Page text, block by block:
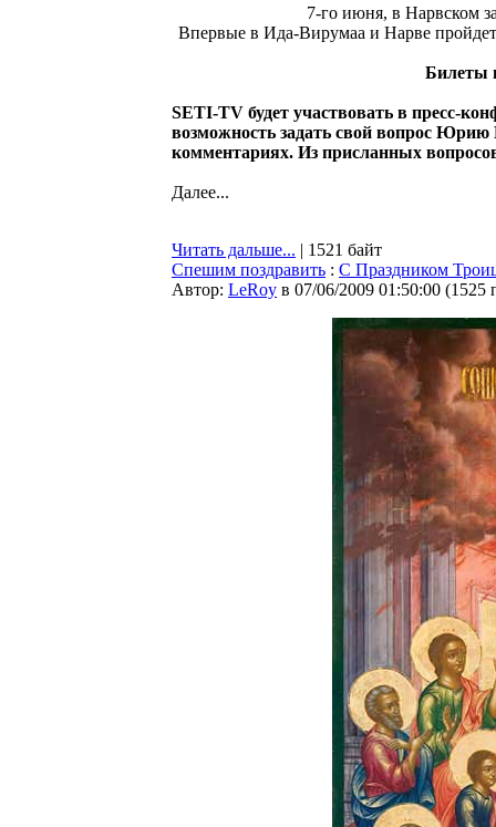
7-го июня, в Нарвском
Впервые в Ида-Вирумаа и Нарве
Билеты
SETI-TV будет участвовать в пресс-
возможность задать свой вопрос Юрию
комментариях. Из присланных
Далее...
Читать дальше... | 1521 байт
Спешим поздравить : С Праздником
Автор: LeRoy в 07/06/2009 01:50:00 (1525